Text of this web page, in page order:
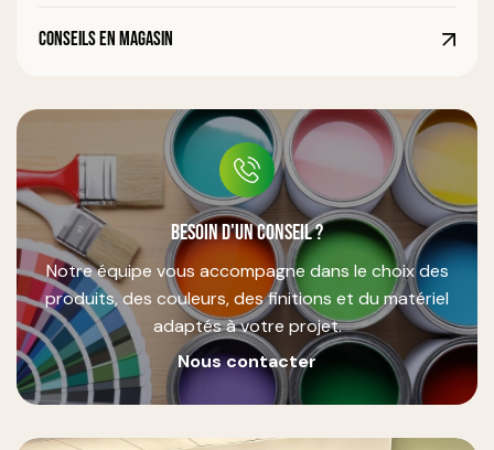
Conseils en magasin
Besoin d'un conseil ?
Notre équipe vous accompagne dans le choix des
produits, des couleurs, des finitions et du matériel
adaptés à votre projet.
Nous contacter